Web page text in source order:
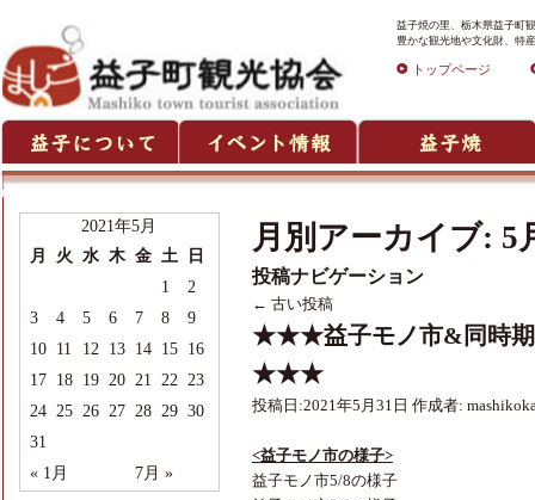
益子焼の里、栃木県益子町
豊かな観光地や文化財、特
トップページ
2021年5月
月
火 水 木 金 土 日
« 1月 7月 »
1
2
3
4 5 6 7 8
9
10 11 12 13 14 15 16
17 18 19 20 21 22 23
24 25 26 27 28 29 30
31
月別アーカイブ: 5
投稿ナビゲーション
← 古い投稿
★★★益子モノ市&同時期
★★★
投稿日:2021年5月31日 作成者:
<益子モノ市の様子>
益子モノ市5/8の様子